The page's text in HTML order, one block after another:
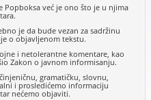
Popboksa već je ono što je u njima
je da bude vezan za sadržinu
o objavljenom tekstu.
i netolerantne komentare, kao
Zakon o javnom informisanju.
gramatičku, slovnu,
i prosledićemo informaciju
nećemo objaviti.